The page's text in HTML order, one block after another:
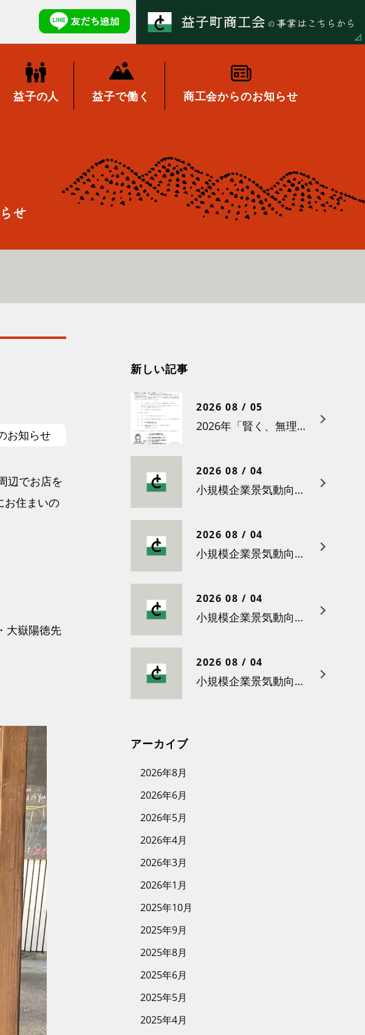
益子の人 益子で働く 商工会からのお知らせ
せ
お知らせ
辺でお店を
お住まいの
嶽陽徳先
新しい記事
2026 08 / 05
2026年「賢く、無理なく賃上げを！小さな職場のための労務管理セミナー」の開催について
2026 08 / 04
小規模企業景気動向調査（令和８年６月）結果について
2026 08 / 04
小規模企業景気動向調査（令和８年５月）結果について
2026 08 / 04
小規模企業景気動向調査（令和８年４月）結果について
2026 08 / 04
小規模企業景気動向調査（令和８年３月）結果について
アーカイブ
2026年8月
2026年6月
2026年5月
2026年4月
2026年3月
2026年1月
2025年10月
2025年9月
2025年8月
2025年6月
2025年5月
2025年4月